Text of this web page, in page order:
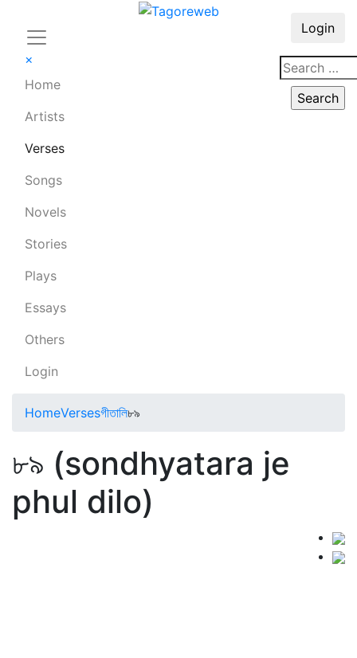
×
Home
Artists
Verses
Songs
Novels
Stories
Plays
Essays
Others
Login
Login
HomeVersesগীতালি৮৯
৮৯ (sondhyatara je
phul dilo)